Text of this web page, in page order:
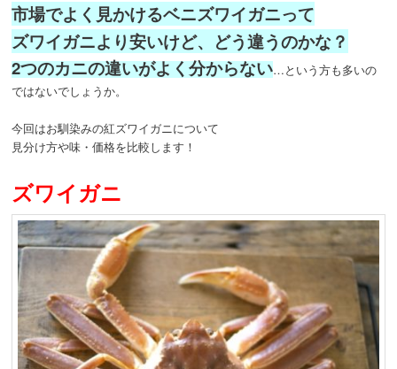
市場でよく見かけるベニズワイガニって
ズワイガニより安いけど、どう違うのかな？
2つのカニの違いがよく分からない…という方も多いの
ではないでしょうか。
今回はお馴染みの紅ズワイガニについて
見分け方や味・価格を比較します！
ズワイガニ